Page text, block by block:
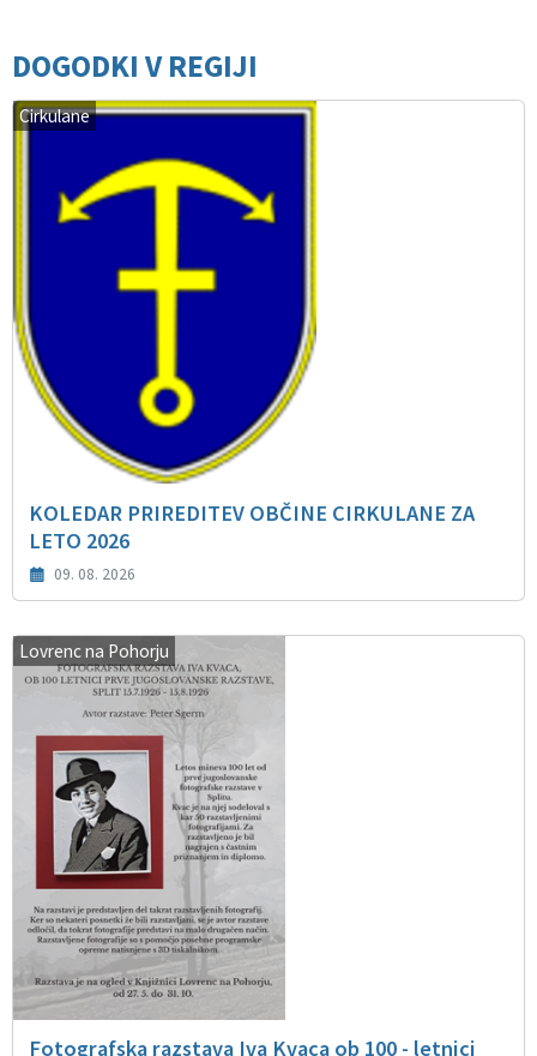
DOGODKI V REGIJI
Cirkulane
KOLEDAR PRIREDITEV OBČINE CIRKULANE ZA
LETO 2026
09. 08. 2026
Lovrenc na Pohorju
Fotografska razstava Iva Kvaca ob 100 - letnici